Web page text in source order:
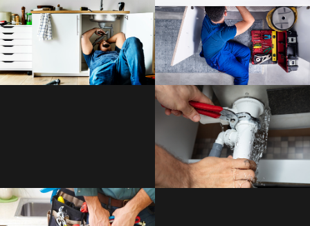
TRAVAUX DE PLOMBERIE
BALARUC-LES-BAINS